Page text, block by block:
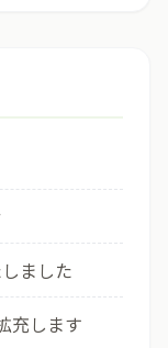
ました
充します